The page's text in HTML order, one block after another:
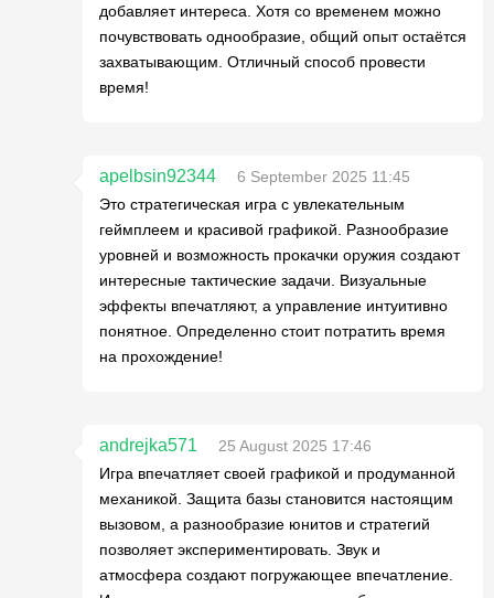
добавляет интереса. Хотя со временем можно
почувствовать однообразие, общий опыт остаётся
захватывающим. Отличный способ провести
время!
apelbsin92344
6 September 2025 11:45
Это стратегическая игра с увлекательным
геймплеем и красивой графикой. Разнообразие
уровней и возможность прокачки оружия создают
интересные тактические задачи. Визуальные
эффекты впечатляют, а управление интуитивно
понятное. Определенно стоит потратить время
на прохождение!
andrejka571
25 August 2025 17:46
Игра впечатляет своей графикой и продуманной
механикой. Защита базы становится настоящим
вызовом, а разнообразие юнитов и стратегий
позволяет экспериментировать. Звук и
атмосфера создают погружающее впечатление.